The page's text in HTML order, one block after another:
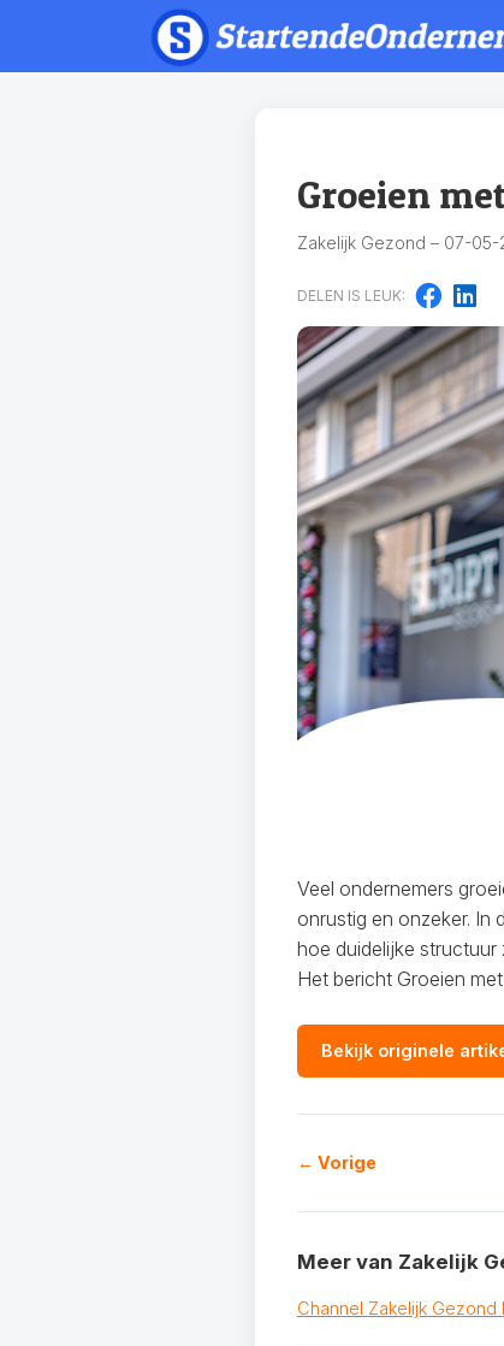
Groeien
Zakelijk Gezond – 07-05-
DELEN IS LEUK:
Veel ondernemers
onrustig en onzeker. In
hoe duidelijke
Het bericht Groeien
Bekijk originele
← Vorige
Meer van Zakelijk
Channel Zakelijk Gezond